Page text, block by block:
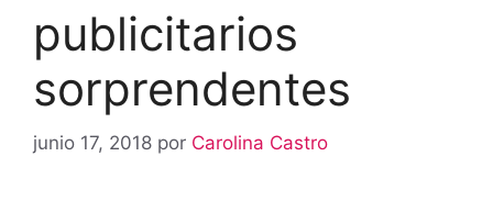
publicitarios
sorprendentes
junio 17, 2018 por Carolina Castro